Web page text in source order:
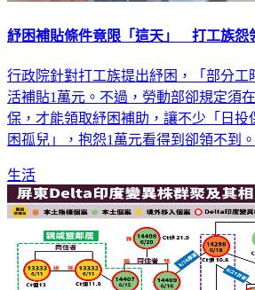
紓困補貼條件竟限「這天」 打工族怨
行政院針對打工族提出紓困，「部分工
活補貼1萬元。不過，勞動部卻規定須
保，才能領取紓困補助，讓不少「日投
困孤兒」，抱怨1萬元看得到卻領不到。
生活